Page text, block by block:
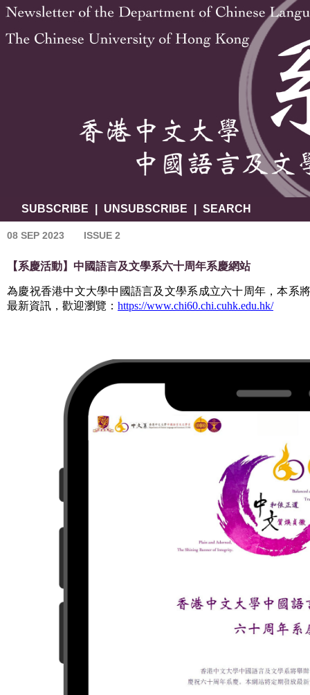
SUBSCRIBE UNSUBSCRIBE SEARCH
08 SEP 2023 ISSUE 2
【系慶活動】中國語言及文學系六十周年系慶網站
為慶祝香港中文大學中國語言及文學系成立六十周年，本系
最新資訊，歡迎瀏覽： https://www.chi60.chi.cuhk.edu.hk/